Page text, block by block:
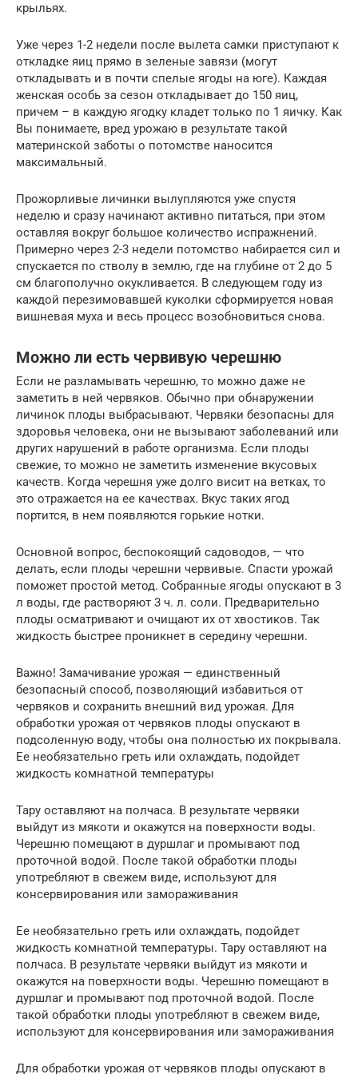
крыльях.
Уже через 1-2 недели после вылета самки приступают к
откладке яиц прямо в зеленые завязи (могут
откладывать и в почти спелые ягоды на юге). Каждая
женская особь за сезон откладывает до 150 яиц,
причем – в каждую ягодку кладет только по 1 яичку. Как
Вы понимаете, вред урожаю в результате такой
материнской заботы о потомстве наносится
максимальный.
Прожорливые личинки вылупляются уже спустя
неделю и сразу начинают активно питаться, при этом
оставляя вокруг большое количество испражнений.
Примерно через 2-3 недели потомство набирается сил и
спускается по стволу в землю, где на глубине от 2 до 5
см благополучно окукливается. В следующем году из
каждой перезимовавшей куколки сформируется новая
вишневая муха и весь процесс возобновиться снова.
Можно ли есть червивую черешню
Если не разламывать черешню, то можно даже не
заметить в ней червяков. Обычно при обнаружении
личинок плоды выбрасывают. Червяки безопасны для
здоровья человека, они не вызывают заболеваний или
других нарушений в работе организма. Если плоды
свежие, то можно не заметить изменение вкусовых
качеств. Когда черешня уже долго висит на ветках, то
это отражается на ее качествах. Вкус таких ягод
портится, в нем появляются горькие нотки.
Основной вопрос, беспокоящий садоводов, — что
делать, если плоды черешни червивые. Спасти урожай
поможет простой метод. Собранные ягоды опускают в 3
л воды, где растворяют 3 ч. л. соли. Предварительно
плоды осматривают и очищают их от хвостиков. Так
жидкость быстрее проникнет в середину черешни.
Важно! Замачивание урожая — единственный
безопасный способ, позволяющий избавиться от
червяков и сохранить внешний вид урожая. Для
обработки урожая от червяков плоды опускают в
подсоленную воду, чтобы она полностью их покрывала.
Ее необязательно греть или охлаждать, подойдет
жидкость комнатной температуры
Тару оставляют на полчаса. В результате червяки
выйдут из мякоти и окажутся на поверхности воды.
Черешню помещают в дуршлаг и промывают под
проточной водой. После такой обработки плоды
употребляют в свежем виде, используют для
консервирования или замораживания
Ее необязательно греть или охлаждать, подойдет
жидкость комнатной температуры. Тару оставляют на
полчаса. В результате червяки выйдут из мякоти и
окажутся на поверхности воды. Черешню помещают в
дуршлаг и промывают под проточной водой. После
такой обработки плоды употребляют в свежем виде,
используют для консервирования или замораживания
Для обработки урожая от червяков плоды опускают в